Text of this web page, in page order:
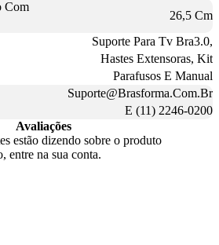
Com
26,5 Cm
Suporte Para Tv Bra3.0,
Hastes Extensoras, Kit
Parafusos E Manual
Suporte@Brasforma.Com.Br
E (11) 2246-0200
Avaliações
estão dizendo sobre o produto
entre na sua conta.